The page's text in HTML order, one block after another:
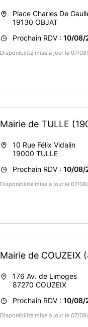
Place Charles De
19130 OBJAT
Prochain RDV : 10/08/
Disponibilité mise à jour le 07/
Mairie de TULLE
10 Rue Félix Vidalin
19000 TULLE
Prochain RDV : 10/08/
Disponibilité mise à jour le 07/
Mairie de COUZEIX
176 Av. de Limoges
87270 COUZEIX
Prochain RDV : 10/08/
Disponibilité mise à jour le 07/